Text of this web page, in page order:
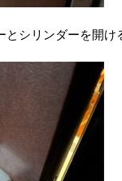
とシリンダーを開け